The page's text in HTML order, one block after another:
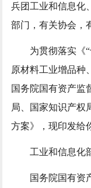
兵团工业和信息化
部门，有关协会，
为贯彻落实《
原材料工业增品种
国务院国有资产监
局、国家知识产权
方案》，现印发给
工业和信息化
国务院国有资